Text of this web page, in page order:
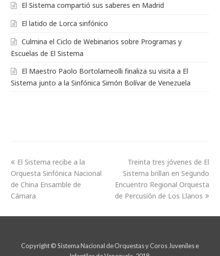
El Sistema compartió sus saberes en Madrid
El latido de Lorca sinfónico
Culmina el Ciclo de Webinarios sobre Programas y
Escuelas de El Sistema
El Maestro Paolo Bortolameolli finaliza su visita a El
Sistema junto a la Sinfónica Simón Bolívar de Venezuela
El Sistema recibe a la
Orquesta Sinfónica Nacional
de China Ensamble de
Cámara
Treinta tres jóvenes de El
Sistema brillan en Segundo
Encuentro Regional Orquesta
de Percusión de Los Llanos
Copyright © Sistema Nacional de Orquestas y Coros Juveniles e